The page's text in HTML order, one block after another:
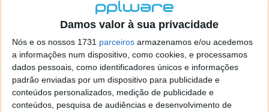
Damos valor à sua privacidade
Nós e os nossos 1731 parceiros armazenamos e/ou acedemos
a informações num dispositivo, como cookies, e processamos
dados pessoais, como identificadores únicos e informações
padrão enviadas por um dispositivo para publicidade e
conteúdos personalizados, medição de publicidade e
conteúdos, pesquisa de audiências e desenvolvimento de
Conscientes da distração que os smartphones e
outros dispositivos semelhantes representam para
os mais novos, o formato do Al Condominio pretende
impactar pessoas entre os 30 e os 60 anos, conforme
contou Lella, devendo a mensagem chegar às
crianças, por via do exemplo.